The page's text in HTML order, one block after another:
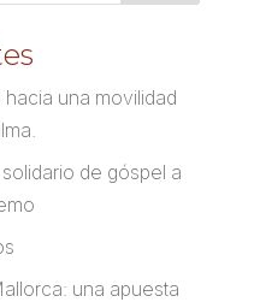
una movilidad
de góspel a
una apuesta